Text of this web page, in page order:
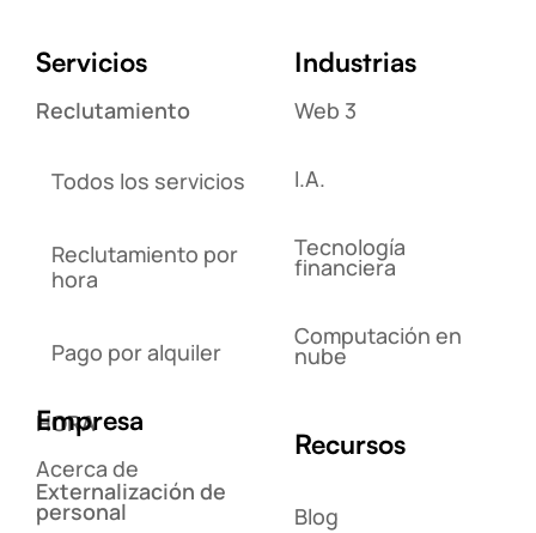
Servicios
Reclutamiento
Todos los servicios
Reclutamiento por
hora
Pago por alquiler
HORA
Externalización de
personal
Industrias
Web 3
I.A.
Tecnología
financiera
Computación en
nube
Empresa
Acerca de
Recursos
Blog